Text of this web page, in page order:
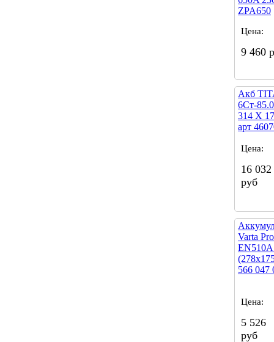
ZPA650
Цена:
9 460
Акб
6Ст-
314 X
арт
Цена:
16 032
руб
Varta
566 047
Цена:
5 526
руб